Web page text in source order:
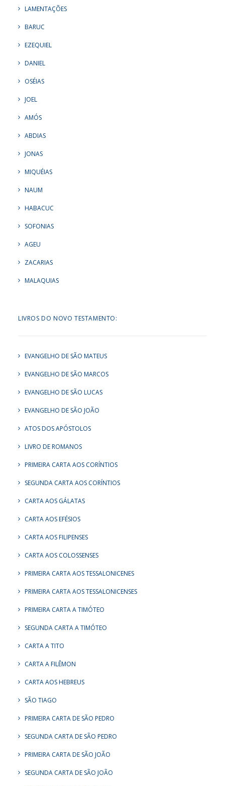
LAMENTAÇÕES
BARUC
EZEQUIEL
DANIEL
OSÉIAS
JOEL
AMÓS
ABDIAS
JONAS
MIQUÉIAS
NAUM
HABACUC
SOFONIAS
AGEU
ZACARIAS
MALAQUIAS
LIVROS DO NOVO TESTAMENTO:
EVANGELHO DE SÃO MATEUS
EVANGELHO DE SÃO MARCOS
EVANGELHO DE SÃO LUCAS
EVANGELHO DE SÃO JOÃO
ATOS DOS APÓSTOLOS
LIVRO DE ROMANOS
PRIMEIRA CARTA AOS CORÍNTIOS
SEGUNDA CARTA AOS CORÍNTIOS
CARTA AOS GÁLATAS
CARTA AOS EFÉSIOS
CARTA AOS FILIPENSES
CARTA AOS COLOSSENSES
PRIMEIRA CARTA AOS TESSALONICENES
PRIMEIRA CARTA AOS TESSALONICENSES
PRIMEIRA CARTA A TIMÓTEO
SEGUNDA CARTA A TIMÓTEO
CARTA A TITO
CARTA A FILÊMON
CARTA AOS HEBREUS
SÃO TIAGO
PRIMEIRA CARTA DE SÃO PEDRO
SEGUNDA CARTA DE SÃO PEDRO
PRIMEIRA CARTA DE SÃO JOÃO
SEGUNDA CARTA DE SÃO JOÃO